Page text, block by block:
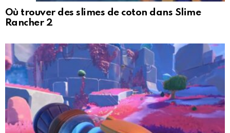
Où trouver des slimes de coton dans Slime
Rancher 2